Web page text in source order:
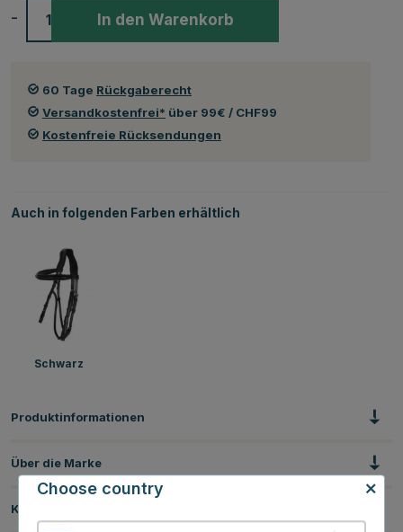
- In den Warenkorb
60 Tage Rückgaberecht
Versandkostenfrei* über 99€ / CHF99
Kostenfreie Rücksendungen
Auch in folgenden Farben erhältlich
Schwarz
Produktinformationen
Über die Marke
Kundenbewertungen
Choose country